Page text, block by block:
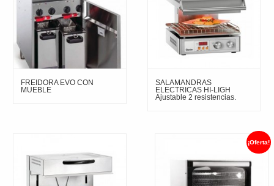
FREIDORA EVO CON
MUEBLE
SALAMANDRAS
ELECTRICAS HI-LIGH
Ajustable 2 resistencias.
¡Oferta!